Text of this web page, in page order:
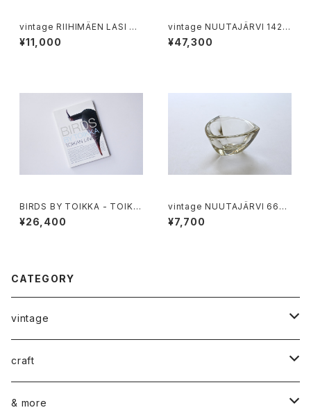
vintage RIIHIMÄEN LASI SC
ALA glass jar 3/4L / ヴィンテ
ージ オーレ・パルスビー スカー
¥11,000
vintage NUUTAJÄRVI 1428
vase XL / ヴィンテージ ヌータ
ヤルヴィ 1428 XL フラワーベー
¥47,300
BIRDS BY TOIKKA - TOIKA
N LINNUT
¥26,400
vintage NUUTAJÄRVI 6606
BULLS EYE ashtray / ヴィン
テージ ヌータヤルヴィ 6606 ブ
¥7,700
CATEGORY
vintage
ceramics
ARABIA
glass
craft
染め花Horry
& more